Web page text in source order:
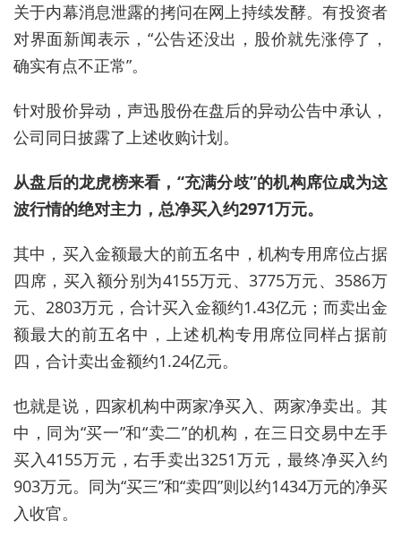
关于内幕消息泄露的拷问在网上持续发酵。有投资者
对界面新闻表示，“公告还没出，股价就先涨停了，
确实有点不正常”。
针对股价异动，声迅股份在盘后的异动公告中承认，
公司同日披露了上述收购计划。
从盘后的龙虎榜来看，“充满分歧”的机构席位成为这
波行情的绝对主力，总净买入约2971万元。
其中，买入金额最大的前五名中，机构专用席位占据
四席，买入额分别为4155万元、3775万元、3586万
元、2803万元，合计买入金额约1.43亿元；而卖出金
额最大的前五名中，上述机构专用席位同样占据前
四，合计卖出金额约1.24亿元。
也就是说，四家机构中两家净买入、两家净卖出。其
中，同为“买一”和“卖二”的机构，在三日交易中左手
买入4155万元，右手卖出3251万元，最终净买入约
903万元。同为“买三”和“卖四”则以约1434万元的净买
入收官。